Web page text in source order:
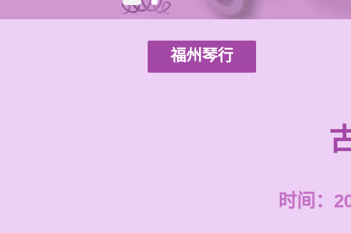
福州琴行
时间：